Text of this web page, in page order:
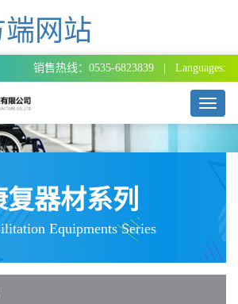
端网站
销售热线：0535-6823839 | Languages:
T
o
g
i
g
复器材系列
Equipments Series